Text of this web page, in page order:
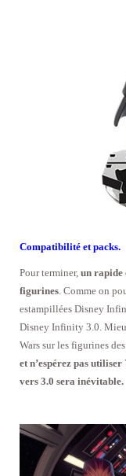
Compatibilité et packs.
Pour terminer, un rapide
figurines . Comme on
estampillées Disney
Disney Infinity 3.0.
Wars sur les figurines
et n’espérez pas
vers 3.0 sera inévitable.